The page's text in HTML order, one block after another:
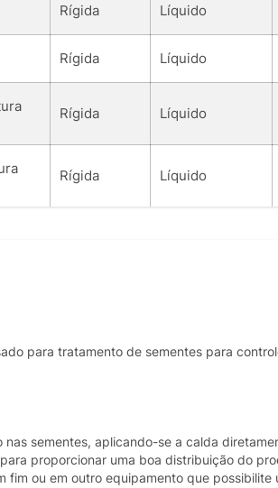
Rígida Líquido
Rígida Líquido
Rígida Líquido
Rígida Líquido
para tratamento de sementes para
sementes, aplicando-se a calda
proporcionar uma boa distribuição do
ou em outro equipamento que possibilite